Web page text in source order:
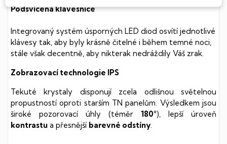
Podsvícená klávesnice
Integrovaný systém úsporných LED diod osvítí jednotlivé
klávesy tak, aby byly krásně čitelné i během temné noci,
stále však decentně, aby nikterak nedráždily Váš zrak.
Zobrazovací technologie IPS
Tekuté krystaly disponují zcela odlišnou světelnou
propustností oproti starším TN panelům. Výsledkem jsou
široké pozorovací úhly (téměr 180°), lepší úroveň
kontrastu a přesnější barevné odstíny